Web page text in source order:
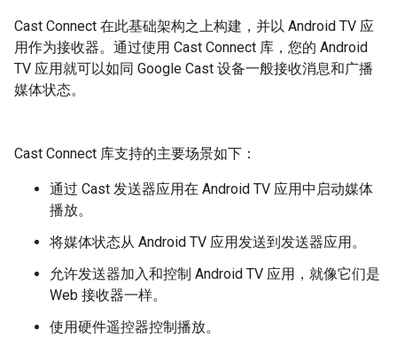
Cast Connect 在此基础架构之上构建，并以 Android TV 应
用作为接收器。通过使用 Cast Connect 库，您的 Android
TV 应用就可以如同 Google Cast 设备一般接收消息和广播
媒体状态。
Cast Connect 库支持的主要场景如下：
通过 Cast 发送器应用在 Android TV 应用中启动媒体
播放。
将媒体状态从 Android TV 应用发送到发送器应用。
允许发送器加入和控制 Android TV 应用，就像它们是
Web 接收器一样。
使用硬件遥控器控制播放。